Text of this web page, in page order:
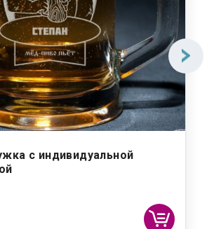
с индивидуальной